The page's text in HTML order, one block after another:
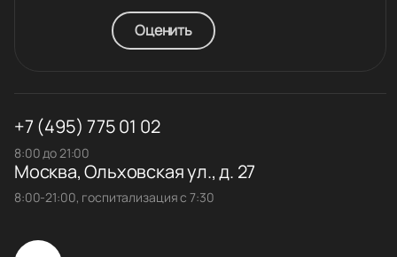
Оценить
+7 (495) 775 01 02
8:00 до 21:00
Москва, Ольховская ул., д. 27
8:00-21:00, госпитализация с 7:30